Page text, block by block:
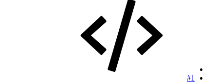
#1